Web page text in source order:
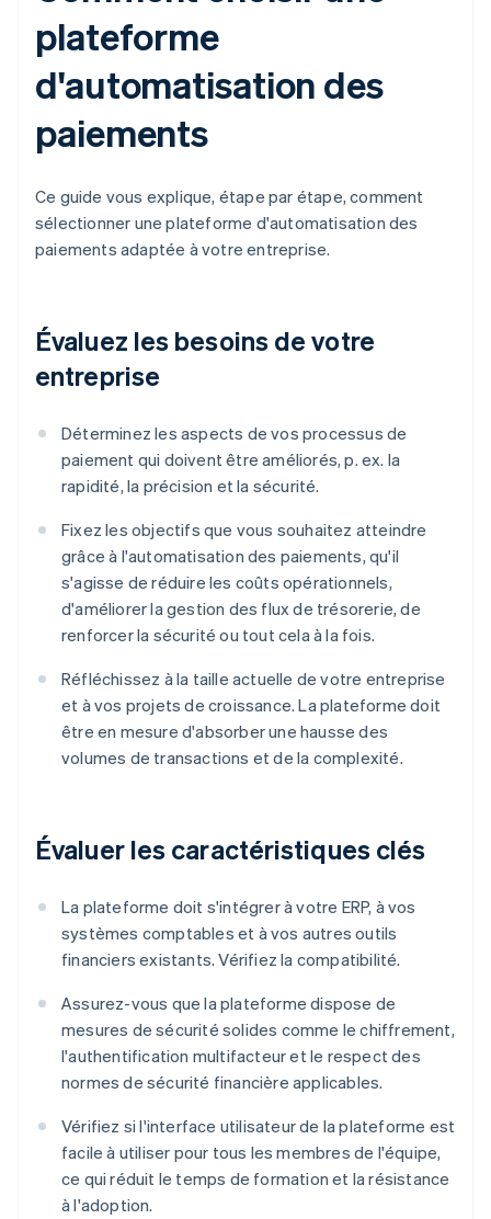
plateforme
d'automatisation des
paiements
Ce guide vous explique, étape par étape, comment
sélectionner une plateforme d'automatisation des
paiements adaptée à votre entreprise.
Évaluez les besoins de votre
entreprise
Déterminez les aspects de vos processus de
paiement qui doivent être améliorés, p. ex. la
rapidité, la précision et la sécurité.
Fixez les objectifs que vous souhaitez atteindre
grâce à l'automatisation des paiements, qu'il
s'agisse de réduire les coûts opérationnels,
d'améliorer la gestion des flux de trésorerie, de
renforcer la sécurité ou tout cela à la fois.
Réfléchissez à la taille actuelle de votre entreprise
et à vos projets de croissance. La plateforme doit
être en mesure d'absorber une hausse des
volumes de transactions et de la complexité.
Évaluer les caractéristiques clés
La plateforme doit s'intégrer à votre ERP, à vos
systèmes comptables et à vos autres outils
financiers existants. Vérifiez la compatibilité.
Assurez-vous que la plateforme dispose de
mesures de sécurité solides comme le chiffrement,
l'authentification multifacteur et le respect des
normes de sécurité financière applicables.
Vérifiez si l'interface utilisateur de la plateforme est
facile à utiliser pour tous les membres de l'équipe,
ce qui réduit le temps de formation et la résistance
à l'adoption.